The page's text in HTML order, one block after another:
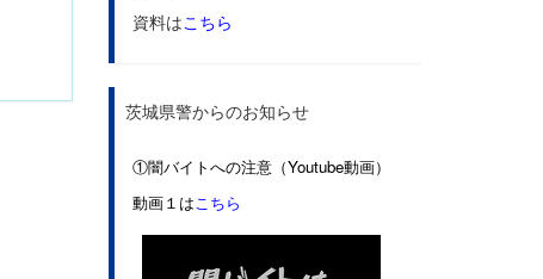
資料はこちら
茨城県警からのお知らせ
①闇バイトへの注意（Youtube動画）
動画１はこちら